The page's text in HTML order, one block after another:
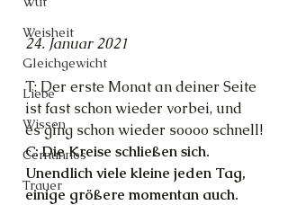
Weisheit
Gleichgewicht
Liebe
Wissen
Cernunnos
Trauer
24. Januar 2021
T: Der erste Monat an deiner Seite
ist fast schon wieder vorbei, und
es ging schon wieder soooo schnell!
C: Die Kreise schließen sich.
Unendlich viele kleine jeden Tag,
einige größere momentan auch.